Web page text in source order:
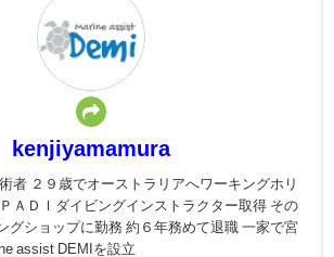
kenjiyamamura
者 ２９歳でオーストラリアへワーキングホリ
ＡＤＩダイビングインストラクター取得 その
グショップに勤務 約６年務めて退職 一家で宮
assist DEMIを設立